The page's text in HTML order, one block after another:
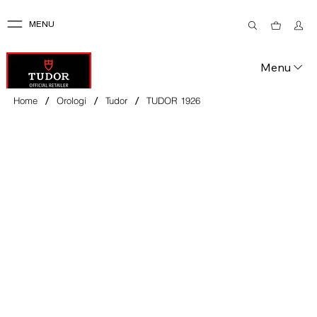
MENU
Menu
Home / Orologi / Tudor / TUDOR 1926